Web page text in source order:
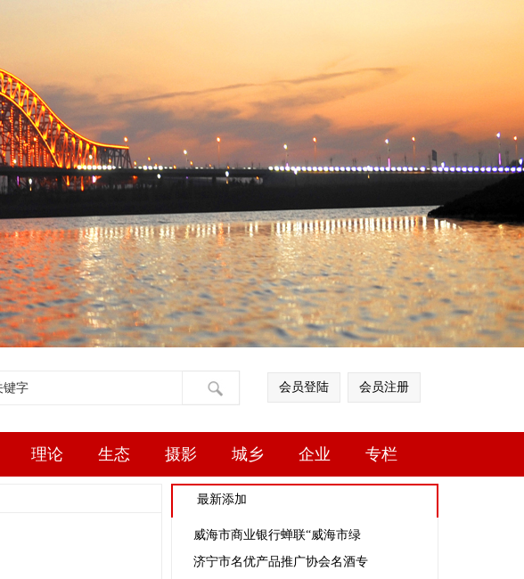
会员登陆 会员注册
理论 生态 摄影 城乡 企业 专栏
最新添加
威海市商业银行蝉联“威海市绿
济宁市名优产品推广协会名酒专